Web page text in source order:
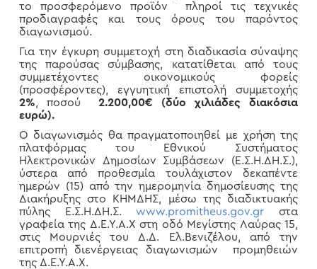
το προσφερόμενο προϊόν πληροί τις τεχνικές
προδιαγραφές και τους όρους του παρόντος
διαγωνισμού.
Για την έγκυρη συμμετοχή στη διαδικασία σύναψης
της παρούσας σύμβασης, κατατίθεται από τους
συμμετέχοντες οικονομικούς φορείς
(προσφέροντες), εγγυητική επιστολή συμμετοχής
2%, ποσού 2.200,00€ (δύο χιλιάδες διακόσια
ευρώ).
Ο διαγωνισμός θα πραγματοποιηθεί με χρήση της
πλατφόρμας του Εθνικού Συστήματος
Ηλεκτρονικών Δημοσίων Συμβάσεων (Ε.Σ.Η.ΔΗ.Σ.),
ύστερα από προθεσμία τουλάχιστον δεκαπέντε
ημερών (15) από την ημερομηνία δημοσίευσης της
Διακήρυξης στο ΚΗΜΔΗΣ, μέσω της διαδικτυακής
πύλης Ε.Σ.Η.ΔΗ.Σ.www.promitheus.gov.gr στα
γραφεία της Δ.Ε.Υ.Α.Χ στη οδό Μεγίστης Λαύρας 15,
στις Μουρνιές του Δ.Δ. Ελ.Βενιζέλου, από την
επιτροπή διενέργειας διαγωνισμών προμηθειών
της Δ.Ε.Υ.Α.Χ.